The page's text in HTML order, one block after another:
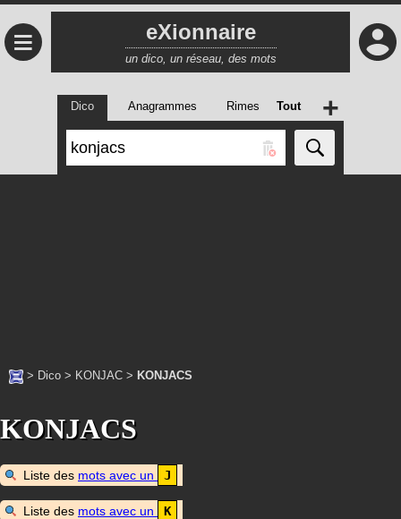
≡ eXionnaire
un dico, un réseau, des mots
Dico Anagrammes Rimes Tout +
> Dico > KONJAC > KONJACS
KONJACS
Liste des mots avec un J
Liste des mots avec un K